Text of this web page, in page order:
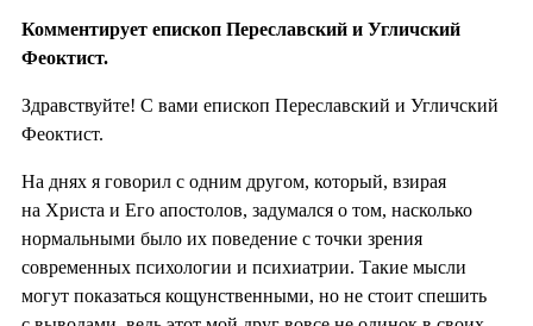
Комментирует епископ Переславский и Угличский
Феоктист.
Здравствуйте! С вами епископ Переславский и Угличский
Феоктист.
На днях я говорил с одним другом, который, взирая
на Христа и Его апостолов, задумался о том, насколько
нормальными было их поведение с точки зрения
современных психологии и психиатрии. Такие мысли
могут показаться кощунственными, но не стоит спешить